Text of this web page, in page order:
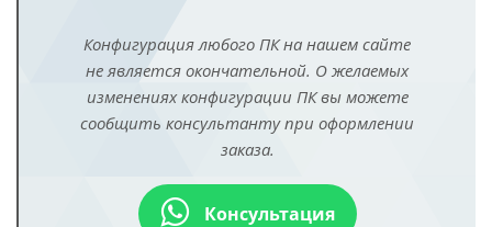
Конфигурация любого ПК на нашем сайте
не является окончательной. О желаемых
изменениях конфигурации ПК вы можете
сообщить консультанту при оформлении
заказа.
Консультация